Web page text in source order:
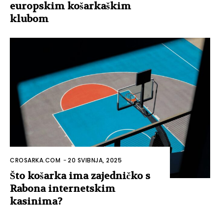
europskim košarkaškim
klubom
CROSARKA.COM -20 SVIBNJA, 2025
Što košarka ima zajedničko s
Rabona internetskim
kasinima?